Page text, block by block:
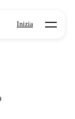
Inizia Open